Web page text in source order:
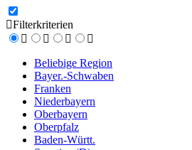
Filterkriterien
Beliebige Region
Bayer.-Schwaben
Franken
Niederbayern
Oberbayern
Oberpfalz
Baden-Württ.